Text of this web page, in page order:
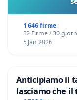
1 646 firme
32 Firme / 30
5 Jan 2026
Anticipiamo il
lasciamo che